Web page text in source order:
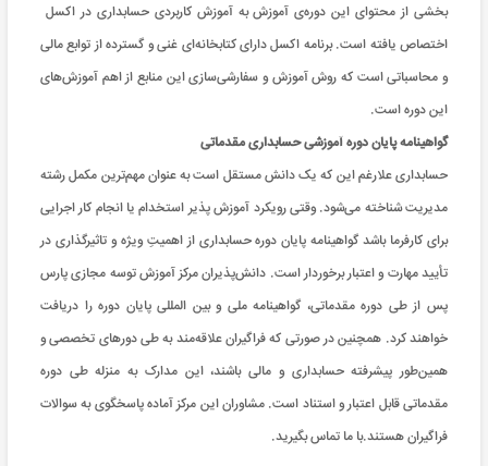
بخشی از محتوای این دوره‌ی آموزش به آموزش کاربردی حسابداری در اکسل
اختصاص یافته است. برنامه اکسل دارای کتابخانه‌ای غنی و گسترده از توابع مالی
و محاسباتی است که روش آموزش و سفارشی‌سازی این منابع از اهم آموزش‌های
این دوره است.
گواهینامه پایان دوره آموزشی حسابداری مقدماتی
حسابداری علارغم این که یک دانش مستقل است به عنوان مهم‌ترین مکمل رشته
مدیریت شناخته می‌شود. وقتی رویکرد آموزش پذیر استخدام یا انجام کار اجرایی
برای کارفرما باشد گواهینامه پایان دوره حسابداری از اهمیتِ ویژه‌ و تاثیرگذاری در
تأیید مهارت و اعتبار برخوردار است. دانش‌پذیران مرکز آموزش توسه مجازی پارس
پس از طی دوره مقدماتی، گواهینامه ملی و بین المللی پایان دوره را دریافت
خواهند کرد. همچنین در صورتی که فراگیران علاقه‌مند به طی دورهای تخصصی و
همین‌طور پیشرفته حسابداری و مالی باشند، این مدارک به منزله طی دوره
مقدماتی قابل اعتبار و استناد است. مشاوران این مرکز آماده پاسخگوی به سوالات
فراگیران هستند.با ما تماس بگیرید.